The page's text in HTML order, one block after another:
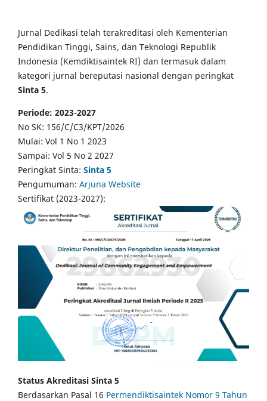
Jurnal Dedikasi telah terakreditasi oleh Kementerian
Pendidikan Tinggi, Sains, dan Teknologi Republik
Indonesia (Kemdiktisaintek RI) dan termasuk dalam
kategori jurnal bereputasi nasional dengan peringkat
Sinta 5.
Periode: 2023-2027
No SK: 156/C/C3/KPT/2026
Mulai: Vol 1 No 1 2023
Sampai: Vol 5 No 2 2027
Peringkat Sinta: Sinta 5
Pengumuman: Arjuna Website
Sertifikat (2023-2027):
Status Akreditasi Sinta 5
Berdasarkan Pasal 16 Permendiktisaintek Nomor 9 Tahun